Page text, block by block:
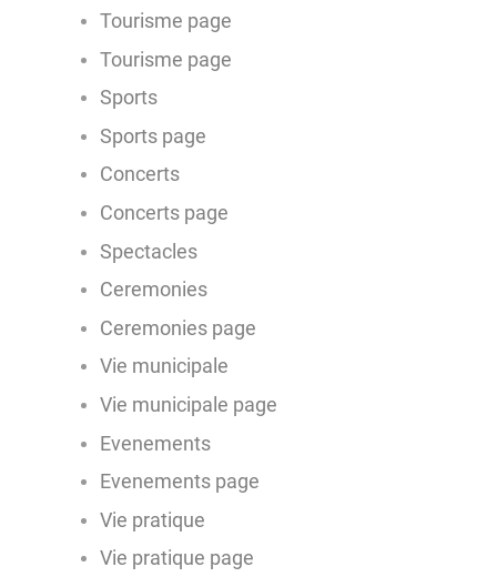
Tourisme page
Tourisme page
Sports
Sports page
Concerts
Concerts page
Spectacles
Ceremonies
Ceremonies page
Vie municipale
Vie municipale page
Evenements
Evenements page
Vie pratique
Vie pratique page